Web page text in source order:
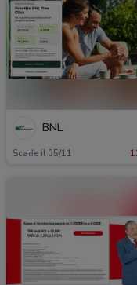
BNL
Scade il 05/11